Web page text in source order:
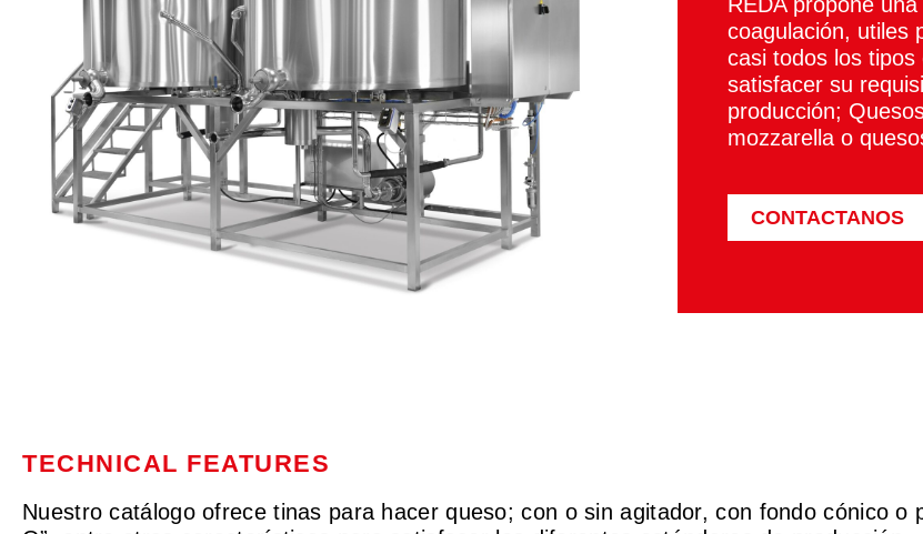
coagulación, utiles
casi todos los
satisfacer su
producción;
mozzarella o
CONTACTANOS
TECHNICAL FEATURES
Nuestro catálogo ofrece tinas para hacer queso; con o sin agitador, con fondo cónico o